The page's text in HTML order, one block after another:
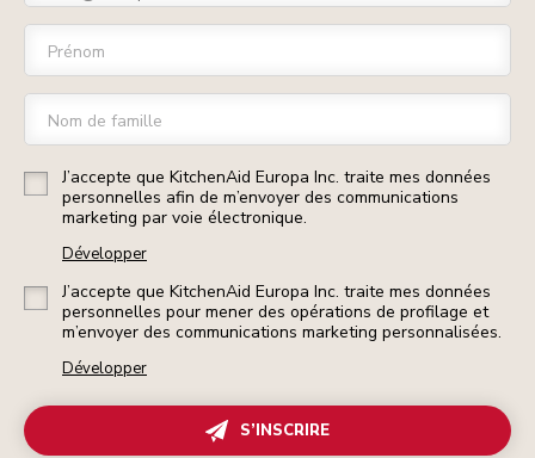
Prénom
Nom de famille
J’accepte que KitchenAid Europa Inc. traite mes données
personnelles afin de m’envoyer des communications
marketing par voie électronique.
Développer
J’accepte que KitchenAid Europa Inc. traite mes données
personnelles pour mener des opérations de profilage et
m’envoyer des communications marketing personnalisées.
Développer
S’INSCRIRE